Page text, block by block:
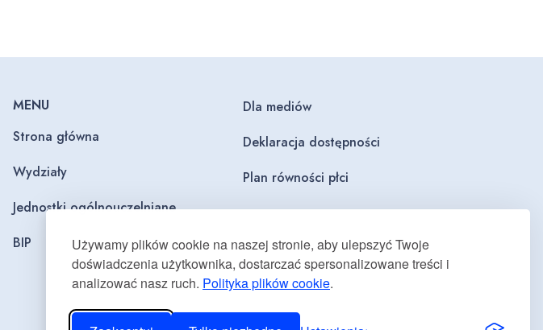
Używamy plików cookie na naszej stronie, aby ulepszyć Twoje
doświadczenia użytkownika, dostarczać spersonalizowane treści i
analizować nasz ruch. Polityka plików cookie.
MENU
Strona główna
Wydziały
Jednostki ogólnouczelniane
BIP
Dla mediów
Deklaracja dostępności
Plan równości płci